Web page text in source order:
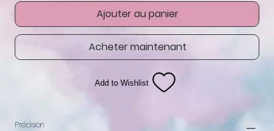
Ajouter au panier
Acheter maintenant
Add to Wishlist
Précision